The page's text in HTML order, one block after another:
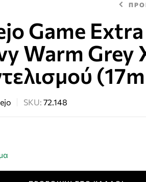
Game
Warm
SKU: 72.148